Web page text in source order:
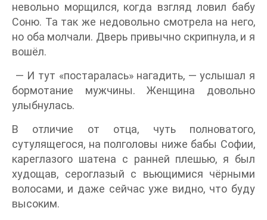
невольно морщился, когда взгляд ловил бабу
Соню. Та так же недовольно смотрела на него,
но оба молчали. Дверь привычно скрипнула, и я
вошёл.
— И тут «постаралась» нагадить, — услышал я
бормотание мужчины. Женщина довольно
улыбнулась.
В отличие от отца, чуть полноватого,
сутулящегося, на полголовы ниже бабы Софии,
кареглазого шатена с ранней плешью, я был
худощав, сероглазый с вьющимися чёрными
волосами, и даже сейчас уже видно, что буду
высоким.